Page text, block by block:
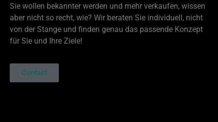
Sie wollen bekannter werden und mehr verkaufen, wissen
aber nicht so recht, wie? Wir beraten Sie individuell, nicht
von der Stange und finden genau das passende Konzept
für Sie und Ihre Ziele!
Contact